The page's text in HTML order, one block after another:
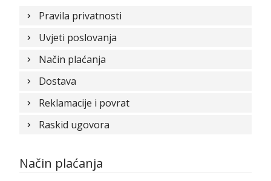
Pravila privatnosti
Uvjeti poslovanja
Način plaćanja
Dostava
Reklamacije i povrat
Raskid ugovora
Način plaćanja